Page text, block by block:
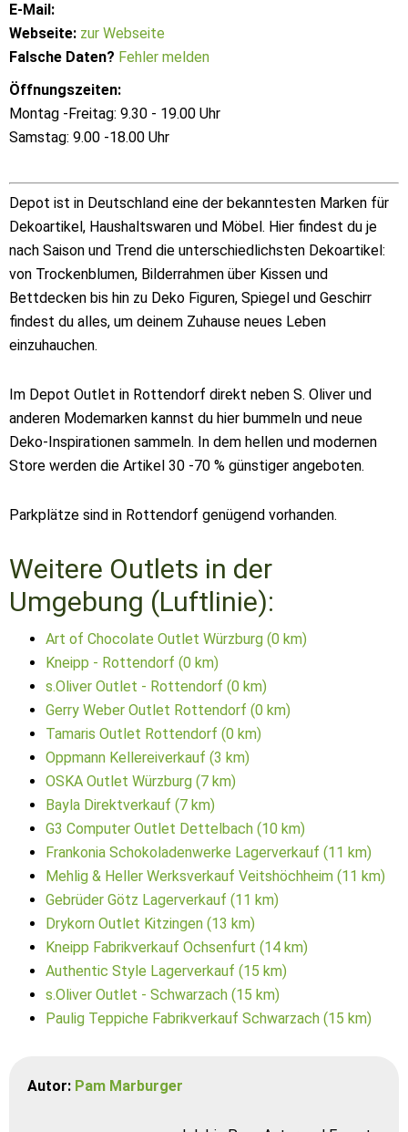
E-Mail:
Webseite: zur Webseite
Falsche Daten? Fehler melden
Öffnungszeiten:
Montag -Freitag: 9.30 - 19.00 Uhr
Samstag: 9.00 -18.00 Uhr
Depot ist in Deutschland eine der bekanntesten Marken für
Dekoartikel, Haushaltswaren und Möbel. Hier findest du je
nach Saison und Trend die unterschiedlichsten Dekoartikel:
von Trockenblumen, Bilderrahmen über Kissen und
Bettdecken bis hin zu Deko Figuren, Spiegel und Geschirr
findest du alles, um deinem Zuhause neues Leben
einzuhauchen.
Im Depot Outlet in Rottendorf direkt neben S. Oliver und
anderen Modemarken kannst du hier bummeln und neue
Deko-Inspirationen sammeln. In dem hellen und modernen
Store werden die Artikel 30 -70 % günstiger angeboten.
Parkplätze sind in Rottendorf genügend vorhanden.
Weitere Outlets in der
Umgebung (Luftlinie):
Art of Chocolate Outlet Würzburg (0 km)
Kneipp - Rottendorf (0 km)
s.Oliver Outlet - Rottendorf (0 km)
Gerry Weber Outlet Rottendorf (0 km)
Tamaris Outlet Rottendorf (0 km)
Oppmann Kellereiverkauf (3 km)
OSKA Outlet Würzburg (7 km)
Bayla Direktverkauf (7 km)
G3 Computer Outlet Dettelbach (10 km)
Frankonia Schokoladenwerke Lagerverkauf (11 km)
Mehlig & Heller Werksverkauf Veitshöchheim (11 km)
Gebrüder Götz Lagerverkauf (11 km)
Drykorn Outlet Kitzingen (13 km)
Kneipp Fabrikverkauf Ochsenfurt (14 km)
Authentic Style Lagerverkauf (15 km)
s.Oliver Outlet - Schwarzach (15 km)
Paulig Teppiche Fabrikverkauf Schwarzach (15 km)
Autor: Pam Marburger